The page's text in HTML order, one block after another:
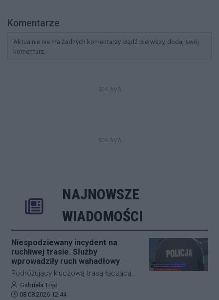
Komentarze
Aktualnie nie ma żadnych komentarzy. Bądź pierwszy, dodaj swój
komentarz.
REKLAMA
REKLAMA
NAJNOWSZE
WIADOMOŚCI
Niespodziewany incydent na
ruchliwej trasie. Służby
wprowadziły ruch wahadłowy
Podróżujący kluczową trasą łączącą
Jasło z Gorlicami muszą uzbroić się w
cierpliwość. Niespodziewane
Autor artykułu:
Gabriela Trąd
Data dodania artykułu:
08.08.2026 12:44